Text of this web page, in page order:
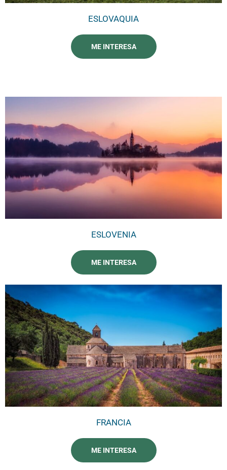
ESLOVAQUIA
ME INTERESA
ESLOVENIA
ME INTERESA
FRANCIA
ME INTERESA